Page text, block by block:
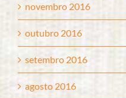
novembro 2016
outubro 2016
setembro 2016
agosto 2016